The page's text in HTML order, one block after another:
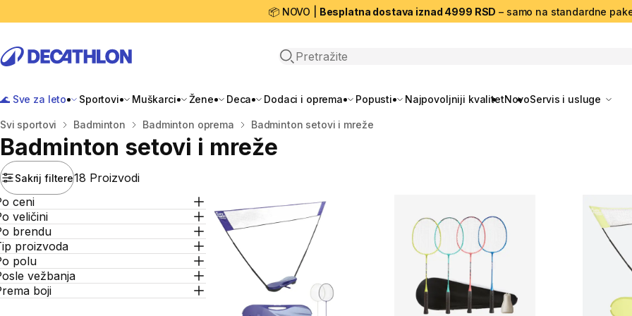
📦 NOVO | Besplatna dostava iznad 4999 RSD – samo na standardne
Open search
🌊 Sve za leto Sportovi Muškarci Žene Deca Dodaci i oprema Popusti Najpovoljniji kvalitetNovoServis i usluge
Početna stranica
Svi sportovi Badminton Badminton oprema Badminton setovi i mreže
Badminton setovi i mreže
Sakrij filtere18 Proizvodi
ceni
veličini
brendu
proizvoda
polu
vežbanja
boji